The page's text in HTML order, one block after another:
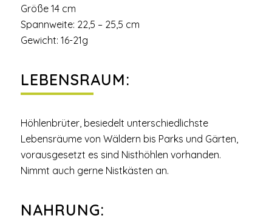
Größe 14 cm
Spannweite: 22,5 – 25,5 cm
Gewicht: 16-21g
LEBENSRAUM:
Höhlenbrüter, besiedelt unterschiedlichste
Lebensräume von Wäldern bis Parks und Gärten,
vorausgesetzt es sind Nisthöhlen vorhanden.
Nimmt auch gerne Nistkästen an.
NAHRUNG: